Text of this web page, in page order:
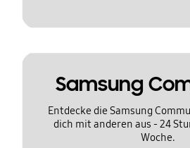
Samsung
Entdecke die Samsung
dich mit anderen aus - 24
Woche.